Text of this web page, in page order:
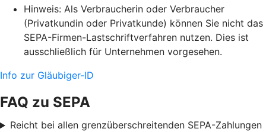
Hinweis: Als Verbraucherin oder Verbraucher
(Privatkundin oder Privatkunde) können Sie nicht das
SEPA-Firmen-Lastschriftverfahren nutzen. Dies ist
ausschließlich für Unternehmen vorgesehen.
Info zur Gläubiger-ID
FAQ zu SEPA
Reicht bei allen grenzüberschreitenden SEPA-Zahlungen